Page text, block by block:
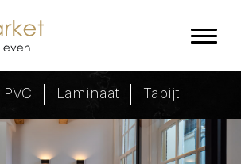
vloer! - Bastel
PVC Laminaat Tapijt